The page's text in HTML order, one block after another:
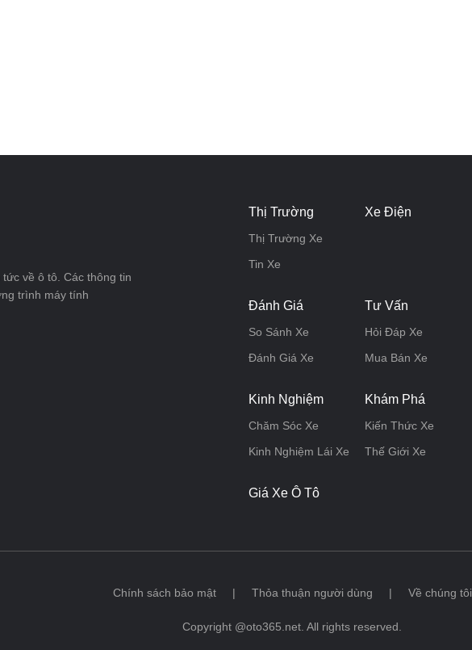
về ô tô. Các thông tin
trình máy tính
Thị Trường
Thị Trường Xe
Tin Xe
Xe Điện
Đánh Giá
So Sánh Xe
Đánh Giá Xe
Tư Vấn
Hỏi Đáp Xe
Mua Bán Xe
Kinh Nghiệm
Chăm Sóc Xe
Kinh Nghiệm Lái Xe
Khám Phá
Kiến Thức Xe
Thế Giới Xe
Giá Xe Ô Tô
Chính sách bảo mật | Thỏa thuận người dùng | Về chúng tôi
Copyright @oto365.net. All rights reserved.